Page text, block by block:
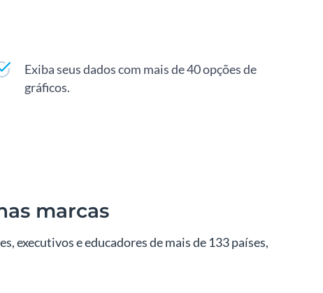
Exiba seus dados com mais de 40 opções de
gráficos.
marcas
executivos e educadores de mais de 133 países,